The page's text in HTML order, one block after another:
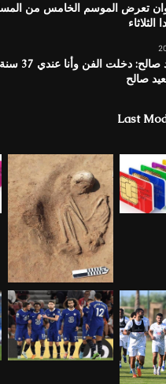
تعرض الموسم الخامس من
مريم
صالح
Last